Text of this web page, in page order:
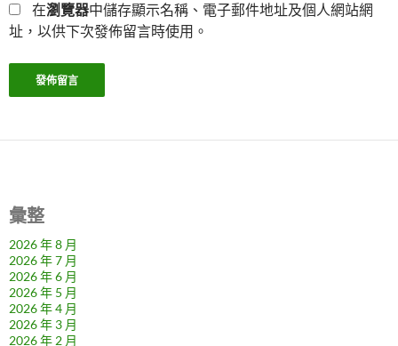
在瀏覽器中儲存顯示名稱、電子郵件地址及個人網站網
址，以供下次發佈留言時使用。
彙整
2026 年 8 月
2026 年 7 月
2026 年 6 月
2026 年 5 月
2026 年 4 月
2026 年 3 月
2026 年 2 月